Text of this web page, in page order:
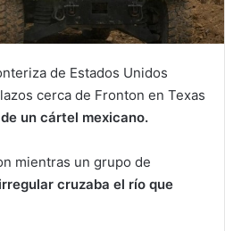
de Estados Unidos
cerca de Fronton en Texas
un cártel mexicano.
mientras un grupo de
irregular cruzaba el río que